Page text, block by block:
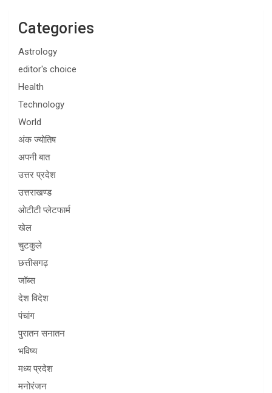
Categories
Astrology
editor's choice
Health
Technology
World
अंक ज्योतिष
अपनी बात
उत्तर प्रदेश
उत्तराखण्ड
ओटीटी प्लेटफार्म
खेल
चुटकुले
छत्तीसगढ़
जॉब्स
देश विदेश
पंचांग
पुरातन सनातन
भविष्य
मध्य प्रदेश
मनोरंजन